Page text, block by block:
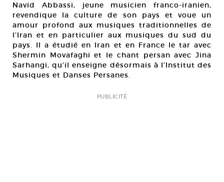
Navid Abbassi, jeune musicien franco-iranien,
revendique la culture de son pays et voue un
amour profond aux musiques traditionnelles de
l’Iran et en particulier aux musiques du sud du
pays. Il a étudié en Iran et en France le tar avec
Shermin Movafaghi et le chant persan avec Jina
Sarhangi, qu’il enseigne désormais à l’Institut des
Musiques et Danses Persanes.
PUBLICITÉ